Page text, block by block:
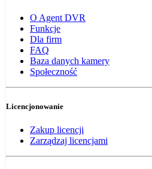
O Agent DVR
Funkcje
Dla firm
FAQ
Baza danych kamery
Społeczność
Licencjonowanie
Zakup licencji
Zarządzaj licencjami